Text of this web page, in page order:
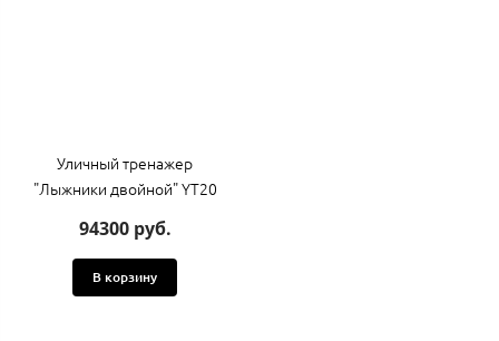
Уличный тренажер
"Лыжники двойной" YT20
94300 руб.
В корзину